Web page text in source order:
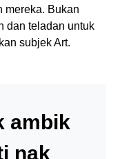
mereka. Bukan
dan teladan untuk
subjek Art.
ambik
nak